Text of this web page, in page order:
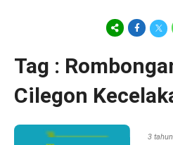
Tag :
Cilegon
3